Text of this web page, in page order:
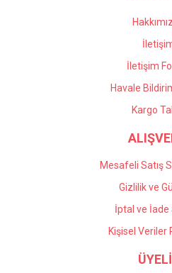
Gönder
İletişim
Havale
Kargo
Mesafeli Satış
Gizlilik ve
İptal ve İade
Kişisel Veriler